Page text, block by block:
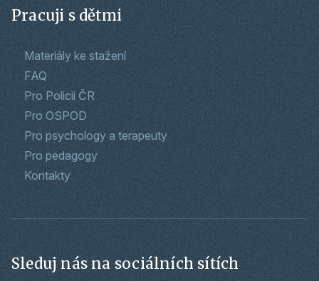
Pracuji s dětmi
Materiály ke stažení
FAQ
Pro Policii ČR
Pro OSPOD
Pro psychology a terapeuty
Pro pedagogy
Kontakty
Sleduj nás na sociálních sítích